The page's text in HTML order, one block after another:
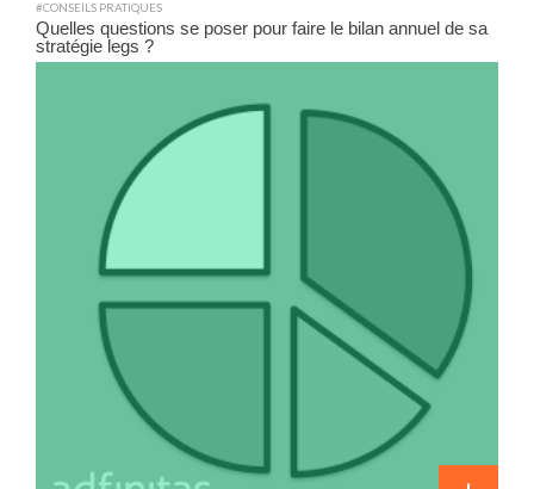
#CONSEILS PRATIQUES
Quelles questions se poser pour faire le bilan annuel de sa
stratégie legs ?